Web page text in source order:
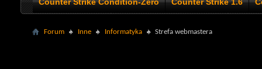
Forum Inne Informatyka Strefa webmastera